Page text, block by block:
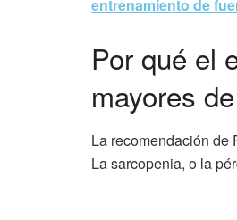
entrenamiento de
Por qué el
mayores
La recomendación de
La sarcopenia, o la